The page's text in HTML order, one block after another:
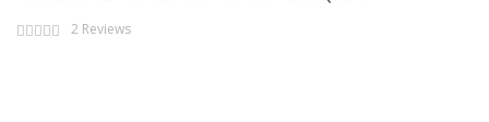
Rating:
2 Reviews